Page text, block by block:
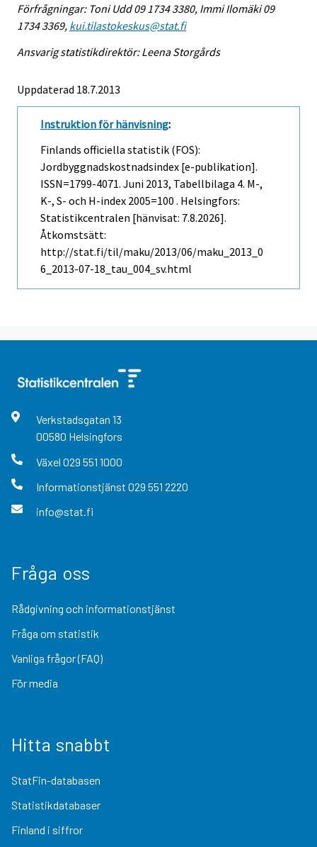
Förfrågningar: Toni Udd 09 1734 3380, Immi Ilomäki 09
1734 3369, kui.tilastokeskus@stat.fi
Ansvarig statistikdirektör: Leena Storgårds
Uppdaterad 18.7.2013
Instruktion för hänvisning:
Finlands officiella statistik (FOS):
Jordbyggnadskostnadsindex [e-publikation].
ISSN=1799-4071. Juni 2013, Tabellbilaga 4. M-,
K-, S- och H-index 2005=100 . Helsingfors:
Statistikcentralen [hänvisat: 7.8.2026].
Åtkomstsätt:
http://stat.fi/til/maku/2013/06/maku_2013_0
6_2013-07-18_tau_004_sv.html
Verkstadsgatan 13
00580 Helsingfors
Växel 029 551 1000
Informationstjänst 029 551 2220
info@stat.fi
Fråga oss
Rådgivning och informationstjänst
Fråga om statistik
Vanliga frågor (FAQ)
För media
Hitta snabbt
StatFin-databasen
Statistikdatabaser
Finland i siffror